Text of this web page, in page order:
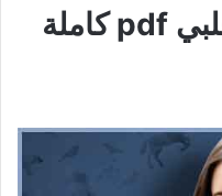
رواية عشقها وشم قلبي pdf كاملة